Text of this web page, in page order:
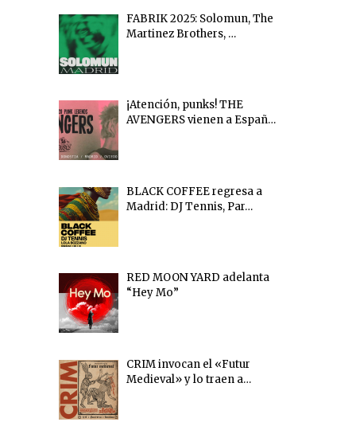
FABRIK 2025: Solomun, The
Martinez Brothers, …
¡Atención, punks! THE
AVENGERS vienen a Españ…
BLACK COFFEE regresa a
Madrid: DJ Tennis, Par…
RED MOON YARD adelanta
“Hey Mo”
CRIM invocan el «Futur
Medieval» y lo traen a…